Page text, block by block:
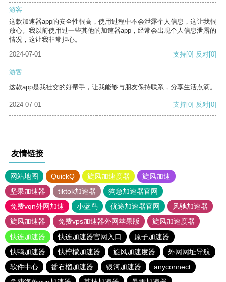
游客
这款加速器app的安全性很高，使用过程中不会泄露个人信息，这让我很
放心。我以前使用过一些其他的加速器app，经常会出现个人信息泄露的
情况，这让我非常担心。
2024-07-01
支持[0] 反对[0]
游客
这款app是我社交的好帮手，让我能够与朋友保持联系，分享生活点滴。
2024-07-01 支持[0] 反对[0]
友情链接
网站地图 QuickQ 旋风加速度器
旋风加速
坚果加速器
tiktok加速器
狗急加速器官网
免费vqn外网加速
小蓝鸟 优途加速器官网
风驰加速器
旋风加速器
免费vps加速器外网苹果版
旋风加速度器
快连加速器
快连加速器官网入口
原子加速器
快鸭加速器
快柠檬加速器 旋风加速度器
外网网址导航
软件中心
番石榴加速器 银河加速器
anyconnect